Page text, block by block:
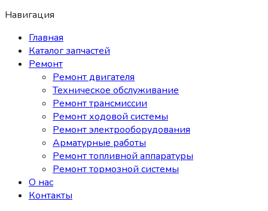
Навигация
Главная
Каталог запчастей
Ремонт
Ремонт двигателя
Техническое обслуживание
Ремонт трансмиссии
Ремонт ходовой системы
Ремонт электрооборудования
Арматурные работы
Ремонт топливной аппаратуры
Ремонт тормозной системы
О нас
Контакты